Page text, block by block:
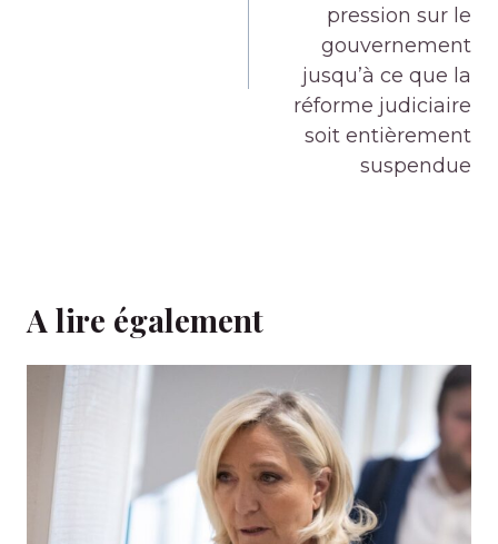
pression sur le
gouvernement
jusqu’à ce que la
réforme judiciaire
soit entièrement
suspendue
A lire également